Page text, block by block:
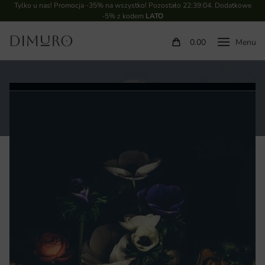
Tylko u nas! Promocja -35% na wszystko! Pozostało 22:39:03. Dodatkowe
-5% z kodem LATO
0.00